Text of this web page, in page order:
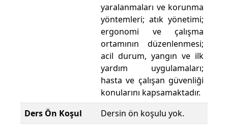
yaralanmaları ve korunma
yöntemleri; atık yönetimi;
ergonomi ve çalışma
ortamının düzenlenmesi;
acil durum, yangın ve ilk
yardım uygulamaları;
hasta ve çalışan güvenliği
konularını kapsamaktadır.
Ders Ön Koşul
Dersin ön koşulu yok.